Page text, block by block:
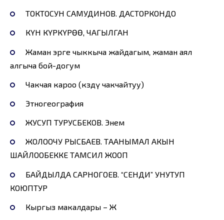
ТОКТОСУН САМУДИНОВ. ДАСТОРКОНДО
КҮН КҮРКҮРӨӨ, ЧАГЫЛГАН
Жаман эрге чыккыча жайдагым, жаман аял
алгыча бой-догум
Чакчая кароо (көздү чакчайтуу)
Этногеография
ЖУСУП ТУРУСБЕКОВ. Энем
ЖОЛООЧУ РЫСБАЕВ. ТААНЫМАЛ АКЫН
ШАЙЛООБЕККЕ ТАМСИЛ ЖООП
БАЙДЫЛДА САРНОГОЕВ. “СЕНДИ” УНУТУП
КОЮПТУР
Кыргыз макалдары – Ж